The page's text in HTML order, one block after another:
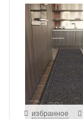
избранное